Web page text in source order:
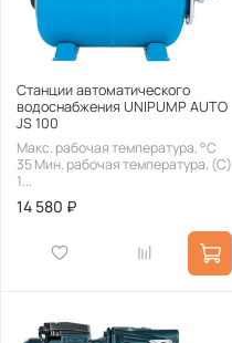
Станции автоматического
водоснабжения UNIPUMP AUTO
JS 100
Макс. рабочая температура, °С
35 Мин. рабочая температура, (С)
1...
14 580 ₽